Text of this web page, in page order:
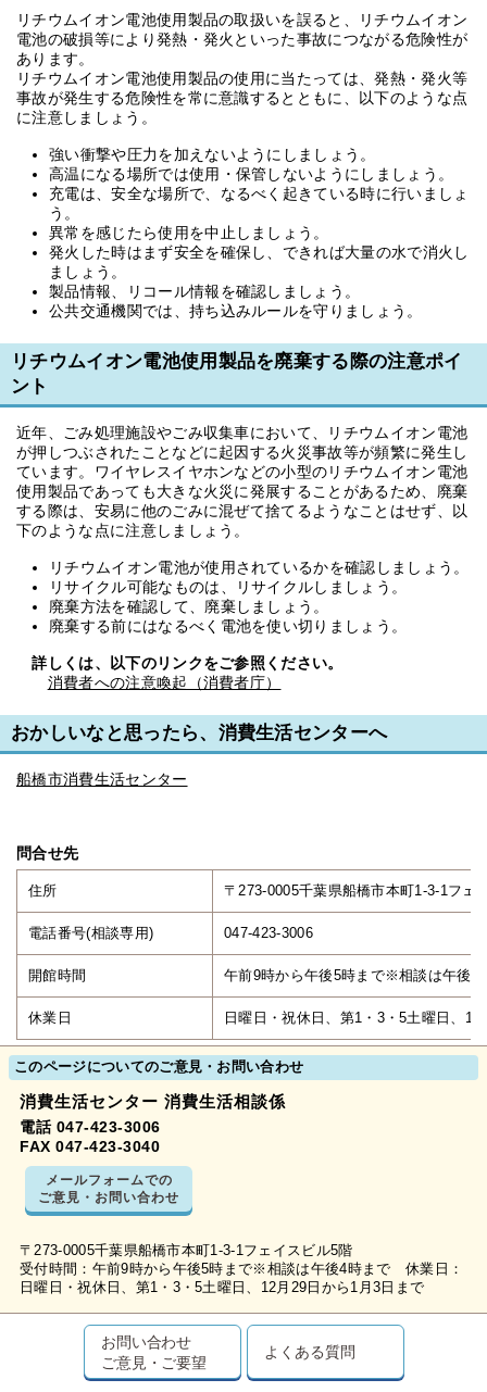
リチウムイオン電池使用製品の取扱いを誤ると、リチウムイオン
電池の破損等により発熱・発火といった事故につながる危険性が
あります。
リチウムイオン電池使用製品の使用に当たっては、発熱・発火等
事故が発生する危険性を常に意識するとともに、以下のような点
に注意しましょう。
強い衝撃や圧力を加えないようにしましょう。
高温になる場所では使用・保管しないようにしましょう。
充電は、安全な場所で、なるべく起きている時に行いましょ
う。
異常を感じたら使用を中止しましょう。
発火した時はまず安全を確保し、できれば大量の水で消火し
ましょう。
製品情報、リコール情報を確認しましょう。
公共交通機関では、持ち込みルールを守りましょう。
リチウムイオン電池使用製品を廃棄する際の注意ポイ
ント
近年、ごみ処理施設やごみ収集車において、リチウムイオン電池
が押しつぶされたことなどに起因する火災事故等が頻繁に発生し
ています。ワイヤレスイヤホンなどの小型のリチウムイオン電池
使用製品であっても大きな火災に発展することがあるため、廃棄
する際は、安易に他のごみに混ぜて捨てるようなことはせず、以
下のような点に注意しましょう。
リチウムイオン電池が使用されているかを確認しましょう。
リサイクル可能なものは、リサイクルしましょう。
廃棄方法を確認して、廃棄しましょう。
廃棄する前にはなるべく電池を使い切りましょう。
詳しくは、以下のリンクをご参照ください。
消費者への注意喚起（消費者庁）
おかしいなと思ったら、消費生活センターへ
船橋市消費生活センター
問合せ先
住所 〒273-0005千葉県船橋市本町1-3-1フェ
電話番号(相談専用) 047-423-3006
開館時間 午前9時から午後5時まで※相談は午後4
休業日 日曜日・祝休日、第1・3・5土曜日、
このページについてのご意見・お問い合わせ
消費生活センター 消費生活相談係
電話 047-423-3006
FAX 047-423-3040
メールフォームでの
ご意見・お問い合わせ
〒273-0005千葉県船橋市本町1-3-1フェイスビル5階
受付時間：午前9時から午後5時まで※相談は午後4時まで 休業日：
日曜日・祝休日、第1・3・5土曜日、12月29日から1月3日まで
お問い合わせ
ご意見・ご要望
よくある質問